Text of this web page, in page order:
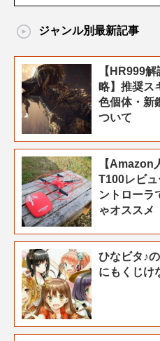
ジャンル別最新記事
【HR999
略】推奨ス
色個体・新
ついて
【Amazon
T100レビ
ントローラ
ゃオススメ
ひなビタ♪
にもくじけ